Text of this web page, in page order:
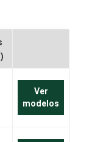
Indonesia
Ver
modelos